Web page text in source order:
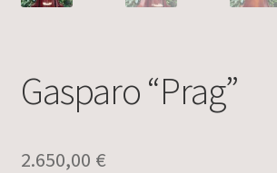
Gasparo “Prag”
2.650,00 €